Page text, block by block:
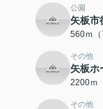
公園
矢板市
560ｍ（
その他
矢板ホ
2200ｍ
その他